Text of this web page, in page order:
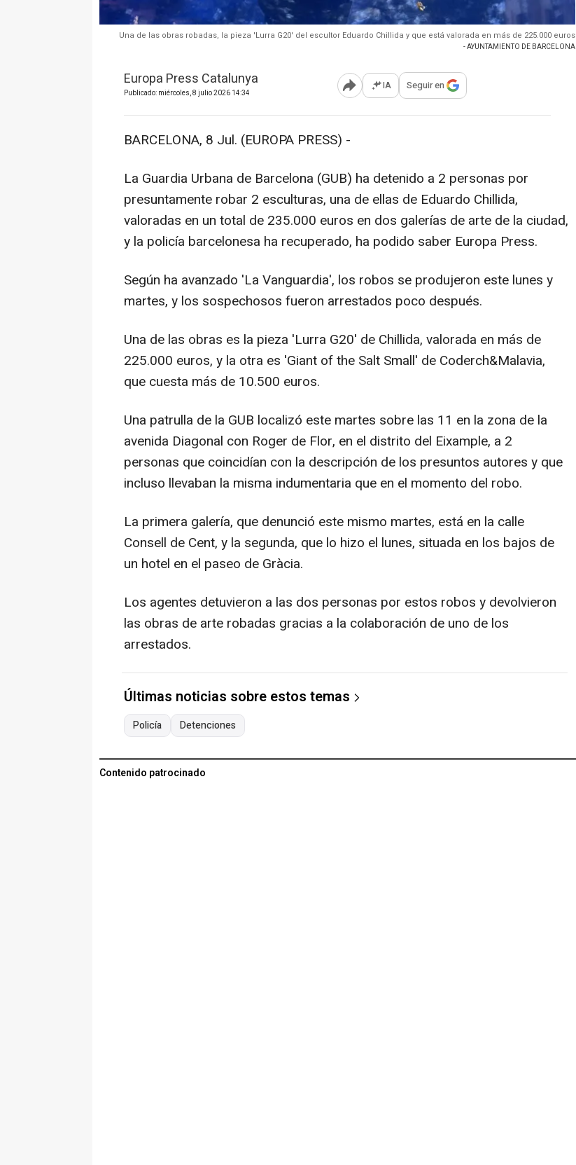
Una de las obras robadas, la pieza 'Lurra G20' del escultor Eduardo Chillida y que está valorada en más de 225.000 euros
- AYUNTAMIENTO DE BARCELONA
Europa Press Catalunya
Publicado: miércoles, 8 julio 2026 14:34 Abrir opciones para compartir
IA Seguir en
BARCELONA, 8 Jul. (EUROPA PRESS) -
La Guardia Urbana de Barcelona (GUB) ha detenido a 2 personas por
presuntamente robar 2 esculturas, una de ellas de Eduardo Chillida,
valoradas en un total de 235.000 euros en dos galerías de arte de la ciudad,
y la policía barcelonesa ha recuperado, ha podido saber Europa Press.
Según ha avanzado 'La Vanguardia', los robos se produjeron este lunes y
martes, y los sospechosos fueron arrestados poco después.
Una de las obras es la pieza 'Lurra G20' de Chillida, valorada en más de
225.000 euros, y la otra es 'Giant of the Salt Small' de Coderch&Malavia,
que cuesta más de 10.500 euros.
Una patrulla de la GUB localizó este martes sobre las 11 en la zona de la
avenida Diagonal con Roger de Flor, en el distrito del Eixample, a 2
personas que coincidían con la descripción de los presuntos autores y que
incluso llevaban la misma indumentaria que en el momento del robo.
La primera galería, que denunció este mismo martes, está en la calle
Consell de Cent, y la segunda, que lo hizo el lunes, situada en los bajos de
un hotel en el paseo de Gràcia.
Los agentes detuvieron a las dos personas por estos robos y devolvieron
las obras de arte robadas gracias a la colaboración de uno de los
arrestados.
Últimas noticias sobre estos temas
Policía Detenciones
Contenido patrocinado